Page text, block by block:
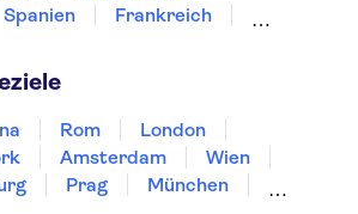
Spanien
Frankreich
Luxemburg
Schweden
Rom
London
Amsterdam
Wien
Prag
München